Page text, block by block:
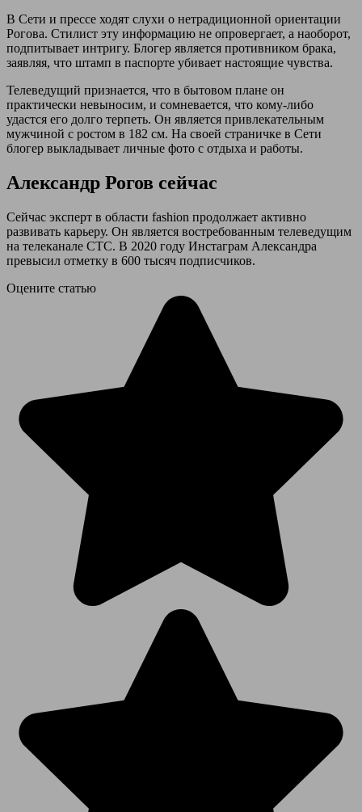
В Сети и прессе ходят слухи о нетрадиционной ориентации
Рогова. Стилист эту информацию не опровергает, а наоборот,
подпитывает интригу. Блогер является противником брака,
заявляя, что штамп в паспорте убивает настоящие чувства.
Телеведущий признается, что в бытовом плане он
практически невыносим, и сомневается, что кому-либо
удастся его долго терпеть. Он является привлекательным
мужчиной с ростом в 182 см. На своей страничке в Сети
блогер выкладывает личные фото с отдыха и работы.
Александр Рогов сейчас
Сейчас эксперт в области fashion продолжает активно
развивать карьеру. Он является востребованным телеведущим
на телеканале СТС. В 2020 году Инстаграм Александра
превысил отметку в 600 тысяч подписчиков.
Оцените статью